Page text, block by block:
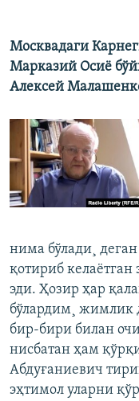
Москвадаги
Марказий Осиë
Алексей
нима бўлади¸
қотириб келаëтган
эди. Ҳозир ҳар
бўлардим¸ жимлик
бир-бири билан
нисбатан ҳам
Абдуғаниевич
эҳтимол уларни